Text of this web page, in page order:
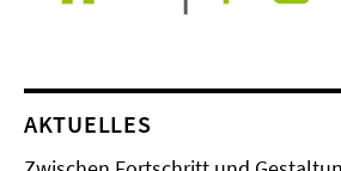
AKTUELLES